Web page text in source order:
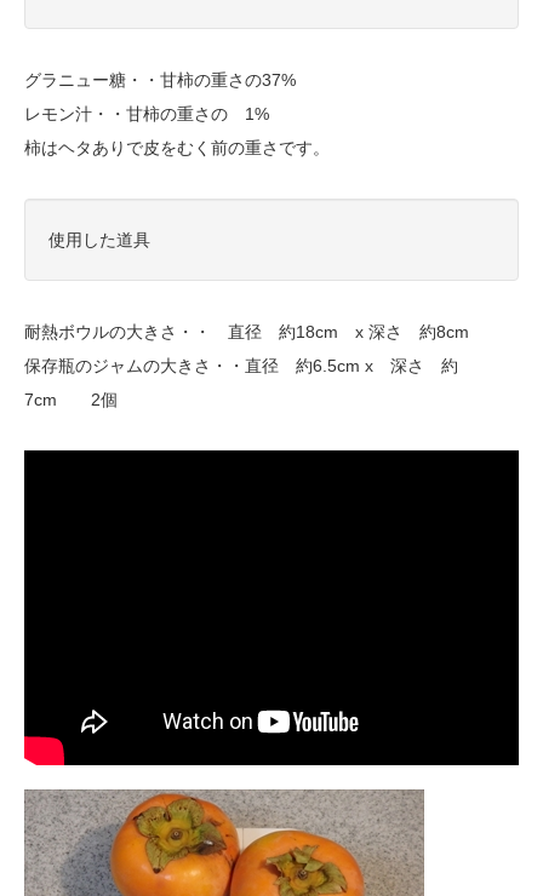
グラニュー糖・・甘柿の重さの37%
レモン汁・・甘柿の重さの 1%
柿はヘタありで皮をむく前の重さです。
使用した道具
耐熱ボウルの大きさ・・ 直径 約18cm x 深さ 約8cm
保存瓶のジャムの大きさ・・直径 約6.5cm x 深さ 約
7cm 2個